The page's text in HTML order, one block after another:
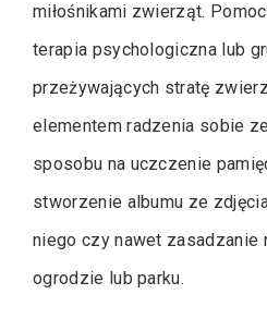
miłośnikami zwierząt.
terapia psychologiczna lub
przeżywających stratę
elementem radzenia sobie
sposobu na uczczenie
stworzenie albumu ze
niego czy nawet zasadzanie
ogrodzie lub parku.